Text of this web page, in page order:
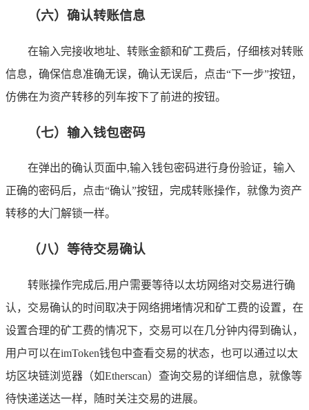
（六）确认转账信息
在输入完接收地址、转账金额和矿工费后，仔细核对转账
信息，确保信息准确无误，确认无误后，点击“下一步”按钮，
仿佛在为资产转移的列车按下了前进的按钮。
（七）输入钱包密码
在弹出的确认页面中,输入钱包密码进行身份验证，输入
正确的密码后，点击“确认”按钮，完成转账操作，就像为资产
转移的大门解锁一样。
（八）等待交易确认
转账操作完成后,用户需要等待以太坊网络对交易进行确
认，交易确认的时间取决于网络拥堵情况和矿工费的设置，在
设置合理的矿工费的情况下，交易可以在几分钟内得到确认，
用户可以在imToken钱包中查看交易的状态，也可以通过以太
坊区块链浏览器（如Etherscan）查询交易的详细信息，就像等
待快递送达一样，随时关注交易的进展。